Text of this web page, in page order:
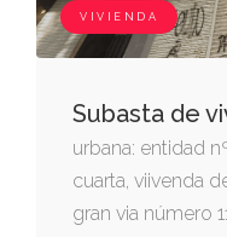
VIVIENDA
Subasta de
urbana: entidad
cuarta, viivenda
gran via número